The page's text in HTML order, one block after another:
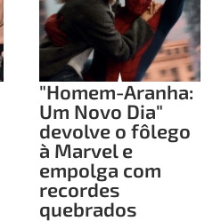
"Homem-Aranha:
Um Novo Dia"
devolve o fôlego
à Marvel e
empolga com
recordes
quebrados